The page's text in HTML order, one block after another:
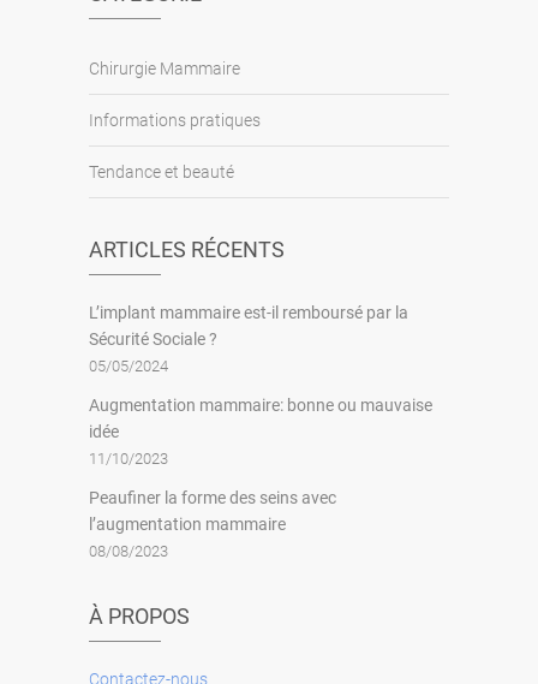
CATEGORIE
Chirurgie Mammaire
Informations pratiques
Tendance et beauté
ARTICLES RÉCENTS
L’implant mammaire est-il remboursé par la
Sécurité Sociale ?
Augmentation mammaire: bonne ou mauvaise
idée
Peaufiner la forme des seins avec
l’augmentation mammaire
À PROPOS